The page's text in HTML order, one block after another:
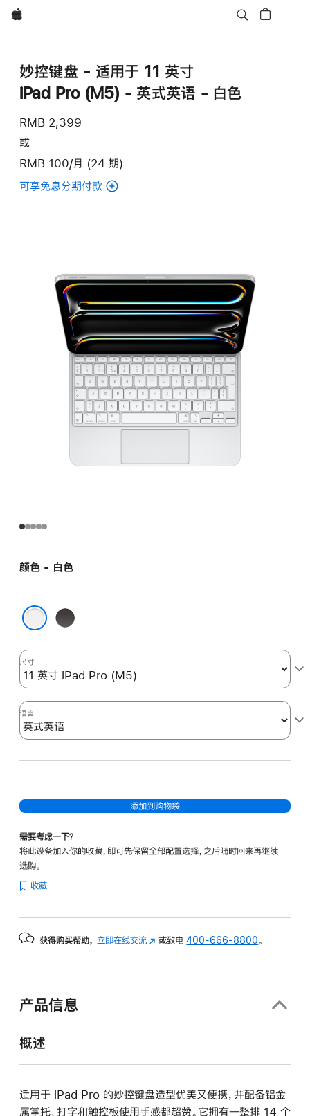
Apple
妙控键盘 - 适用于 11 英寸
iPad Pro (M5) - 英式英语 - 白色
RMB 2,399
或
RMB 100/月 (24 期)
可享免息分期付款 (妙
适
于
英
寸
iPad Pro (M5)
-
英
式
项)
颜色 - 白色
黑
尺寸
语言
添加到购物袋
需要考虑一下？
将此设备加入你的收藏，即可先保留全部配置选择，之后随时回来再继续
选购。
收藏
获得购买帮助， 立即在线交流 (在 或致电400-666-8800。
产品信息
概述
适用于 iPad Pro 的妙控键盘造型优美又便携，并配备铝金
属掌托，打字和触控板使用手感都超赞。它拥有一整排 14 个